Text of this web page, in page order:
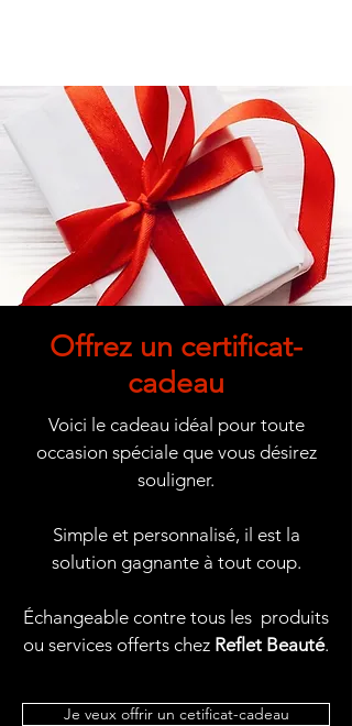
Offrez un certificat-
cadeau
Voici le cadeau idéal pour toute
occasion spéciale que vous désirez
souligner.
Simple et personnalisé, il est la
solution gagnante à tout coup.
Échangeable contre tous les produits
ou services offerts chez Reflet Beauté.
Je veux offrir un cetificat-cadeau